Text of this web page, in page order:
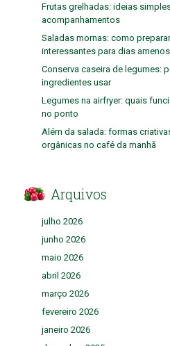
Frutas grelhadas: ideias
acompanhamentos
Saladas mornas: como
interessantes para dias amenos
Conserva caseira de legumes:
ingredientes usar
Legumes na airfryer: quais
no ponto
Além da salada: formas
orgânicas no café da manhã
Arquivos
julho 2026
junho 2026
maio 2026
abril 2026
março 2026
fevereiro 2026
janeiro 2026